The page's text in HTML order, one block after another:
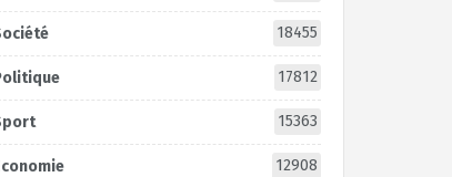
18455
17812
15363
12908